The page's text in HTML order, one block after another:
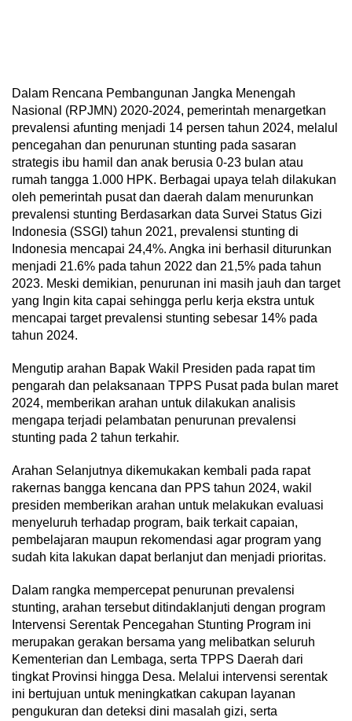
Dalam Rencana Pembangunan Jangka Menengah
Nasional (RPJMN) 2020-2024, pemerintah menargetkan
prevalensi afunting menjadi 14 persen tahun 2024, melalul
pencegahan dan penurunan stunting pada sasaran
strategis ibu hamil dan anak berusia 0-23 bulan atau
rumah tangga 1.000 HPK. Berbagai upaya telah dilakukan
oleh pemerintah pusat dan daerah dalam menurunkan
prevalensi stunting Berdasarkan data Survei Status Gizi
Indonesia (SSGI) tahun 2021, prevalensi stunting di
Indonesia mencapai 24,4%. Angka ini berhasil diturunkan
menjadi 21.6% pada tahun 2022 dan 21,5% pada tahun
2023. Meski demikian, penurunan ini masih jauh dan target
yang Ingin kita capai sehingga perlu kerja ekstra untuk
mencapai target prevalensi stunting sebesar 14% pada
tahun 2024.
Mengutip arahan Bapak Wakil Presiden pada rapat tim
pengarah dan pelaksanaan TPPS Pusat pada bulan maret
2024, memberikan arahan untuk dilakukan analisis
mengapa terjadi pelambatan penurunan prevalensi
stunting pada 2 tahun terkahir.
Arahan Selanjutnya dikemukakan kembali pada rapat
rakernas bangga kencana dan PPS tahun 2024, wakil
presiden memberikan arahan untuk melakukan evaluasi
menyeluruh terhadap program, baik terkait capaian,
pembelajaran maupun rekomendasi agar program yang
sudah kita lakukan dapat berlanjut dan menjadi prioritas.
Dalam rangka mempercepat penurunan prevalensi
stunting, arahan tersebut ditindaklanjuti dengan program
Intervensi Serentak Pencegahan Stunting Program ini
merupakan gerakan bersama yang melibatkan seluruh
Kementerian dan Lembaga, serta TPPS Daerah dari
tingkat Provinsi hingga Desa. Melalui intervensi serentak
ini bertujuan untuk meningkatkan cakupan layanan
pengukuran dan deteksi dini masalah gizi, serta